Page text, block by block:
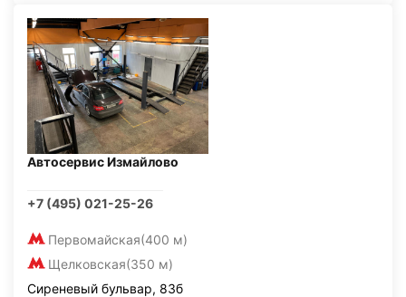
Автосервис Измайлово
+7 (495) 021-25-26
Первомайская(400 м)
Щелковская(350 м)
Сиреневый бульвар, 83б